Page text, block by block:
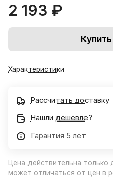
2 193 ₽
Характеристики
Рассчитать доставку
Нашли дешевле?
Гарантия 5 лет
Цена действительна только
может отличаться от цен в